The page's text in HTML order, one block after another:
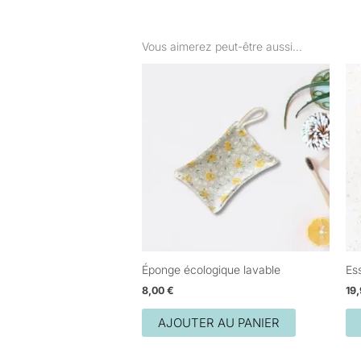
Vous aimerez peut-être aussi…
Éponge écologique lavable
8,00 €
AJOUTER AU PANIER